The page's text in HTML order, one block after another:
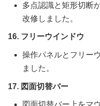
多点認識と矩形切断
改修しました。
16. フリーウインドウ
操作パネルとフリー
ました。
17. 図面切替バー